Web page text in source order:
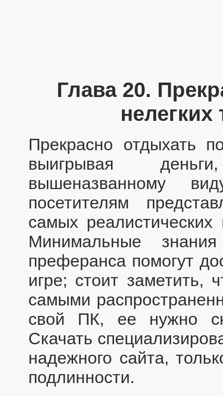
Глава 20.
Прекрасно отдыхать
выигрывая
вышеназванному
посетителям
самых
Минимальные
преферанса помогут
игре; стоит заметить,
самыми
свой ПК, ее нужно
Скачать
надежного сайта,
подлинности.